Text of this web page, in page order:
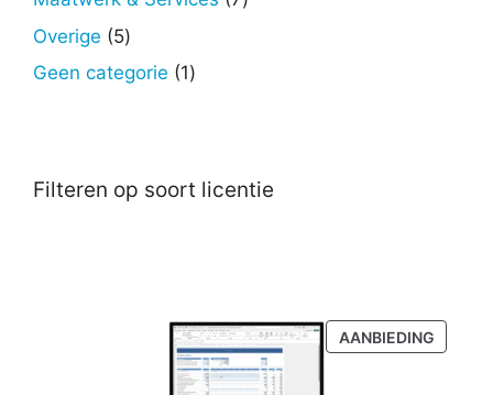
Overige 55
producten
Geen categorie 11
Filteren op soort licentie
AANBIEDING
IN